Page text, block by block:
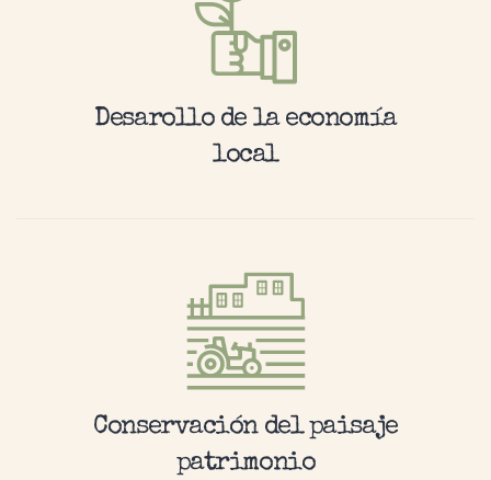
Desarollo de la economía
local
Conservación del paisaje
patrimonio